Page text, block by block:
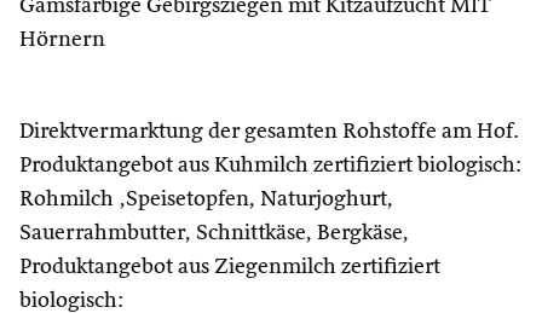
Gamsfärbige Gebirgsziegen mit Kitzaufzucht MIT
Hörnern
Direktvermarktung der gesamten Rohstoffe am Hof.
Produktangebot aus Kuhmilch zertifiziert biologisch:
Rohmilch ,Speisetopfen, Naturjoghurt,
Sauerrahmbutter, Schnittkäse, Bergkäse,
Produktangebot aus Ziegenmilch zertifiziert
biologisch: